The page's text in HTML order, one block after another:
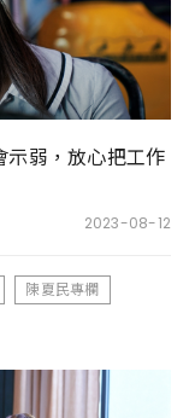
示弱，放心把工作
2023-08-12
陳夏民專欄